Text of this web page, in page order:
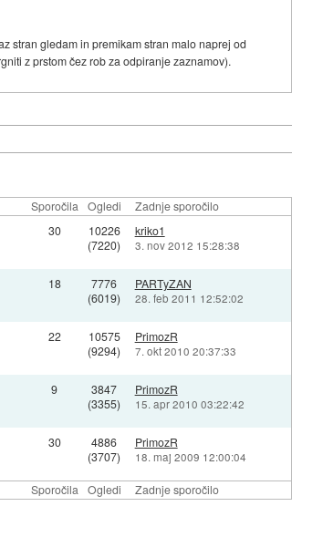
stran gledam in premikam stran malo naprej od
z prstom čez rob za odpiranje zaznamov).
Sporočila Ogledi Zadnje sporočilo
Sporočila Ogledi Zadnje sporočilo
30
10226
(7220)
kriko1
3. nov 2012 15:28:38
18
7776
(6019)
PARTyZAN
28. feb 2011 12:52:02
22
10575
(9294)
PrimozR
7. okt 2010 20:37:33
9
3847
(3355)
PrimozR
15. apr 2010 03:22:42
30
4886
(3707)
PrimozR
18. maj 2009 12:00:04